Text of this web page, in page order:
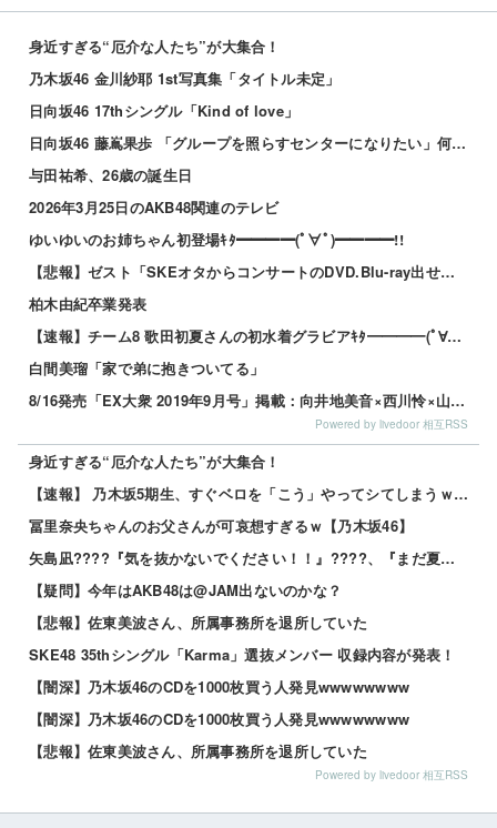
身近すぎる“厄介な人たち”が大集合！
乃木坂46 金川紗耶 1st写真集「タイトル未定」
日向坂46 17thシングル「Kind of love」
日向坂46 藤嶌果歩 「グループを照らすセンターになりたい」何倍もキラキラしたかほりんが降臨【坂道の...
与田祐希、26歳の誕生日
2026年3月25日のAKB48関連のテレビ
ゆいゆいのお姉ちゃん初登場ｷﾀ━━━━(ﾟ∀ﾟ)━━━━!!
【悲報】ゼスト「SKEオタからコンサートのDVD.Blu-ray出せって言われたが2千かかるしペイで...
柏木由紀卒業発表
【速報】チーム8 歌田初夏さんの初水着グラビアｷﾀ━━━━(ﾟ∀ﾟ)━━━━!!
白間美瑠「家で弟に抱きついてる」
8/16発売「EX大衆 2019年9月号」掲載：向井地美音×西川怜×山内瑞葵（AKB48）、村瀬紗英...
Powered by livedoor 相互RSS
身近すぎる“厄介な人たち”が大集合！
【速報】 乃木坂5期生、すぐベロを「こう」やってシてしまうｗｗｗｗｗｗ
冨里奈央ちゃんのお父さんが可哀想すぎるｗ【乃木坂46】
矢島凪????『気を抜かないでください！！』????、『まだ夏は終わりませんよ！！笑』????
【疑問】今年はAKB48は@JAM出ないのかな？
【悲報】佐東美波さん、所属事務所を退所していた
SKE48 35thシングル「Karma」選抜メンバー 収録内容が発表！
【闇深】乃木坂46のCDを1000枚買う人発見wwwwwwww
【闇深】乃木坂46のCDを1000枚買う人発見wwwwwwww
【悲報】佐東美波さん、所属事務所を退所していた
Powered by livedoor 相互RSS